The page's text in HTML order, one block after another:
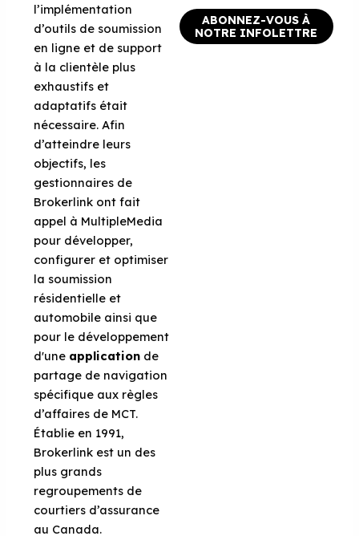
l’implémentation
d’outils de soumission
en ligne et de support
à la clientèle plus
exhaustifs et
adaptatifs était
nécessaire. Afin
d’atteindre leurs
objectifs, les
gestionnaires de
Brokerlink ont fait
appel à MultipleMedia
pour développer,
configurer et optimiser
la soumission
résidentielle et
automobile ainsi que
pour le développement
d'une application de
partage de navigation
spécifique aux règles
d’affaires de MCT.
Établie en 1991,
Brokerlink est un des
plus grands
regroupements de
courtiers d’assurance
au Canada.
ABONNEZ-VOUS À
NOTRE INFOLETTRE